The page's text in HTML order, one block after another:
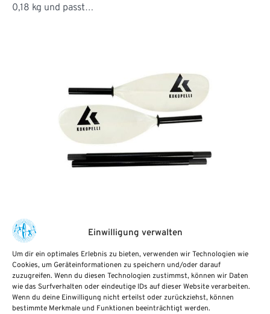
Einwilligung verwalten
Um dir ein optimales Erlebnis zu bieten, verwenden wir Technologien wie
Cookies, um Geräteinformationen zu speichern und/oder darauf
zuzugreifen. Wenn du diesen Technologien zustimmst, können wir Daten
wie das Surfverhalten oder eindeutige IDs auf dieser Website verarbeiten.
Wenn du deine Einwilligung nicht erteilst oder zurückziehst, können
bestimmte Merkmale und Funktionen beeinträchtigt werden.
0,18 kg und passt…
Alpine Lake Paddle
Das Alpine Lake Paddle (4-Piece Breakdown) ist ein
Einsteigerpaddel, mit dem sich Paddler auf ruhigen
Flüssen und Binnenseen…